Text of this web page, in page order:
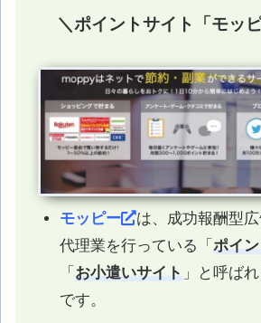
＼ポイントサイト「モッ
モッピー
は、成功報酬型
代理業を行っている「 ポイ
「 お小遣いサイト 」と呼ば
です。